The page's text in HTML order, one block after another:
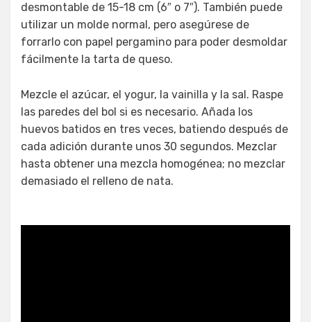
desmontable de 15-18 cm (6″ o 7″). También puede
utilizar un molde normal, pero asegúrese de
forrarlo con papel pergamino para poder desmoldar
fácilmente la tarta de queso.
Mezcle el azúcar, el yogur, la vainilla y la sal. Raspe
las paredes del bol si es necesario. Añada los
huevos batidos en tres veces, batiendo después de
cada adición durante unos 30 segundos. Mezclar
hasta obtener una mezcla homogénea; no mezclar
demasiado el relleno de nata.